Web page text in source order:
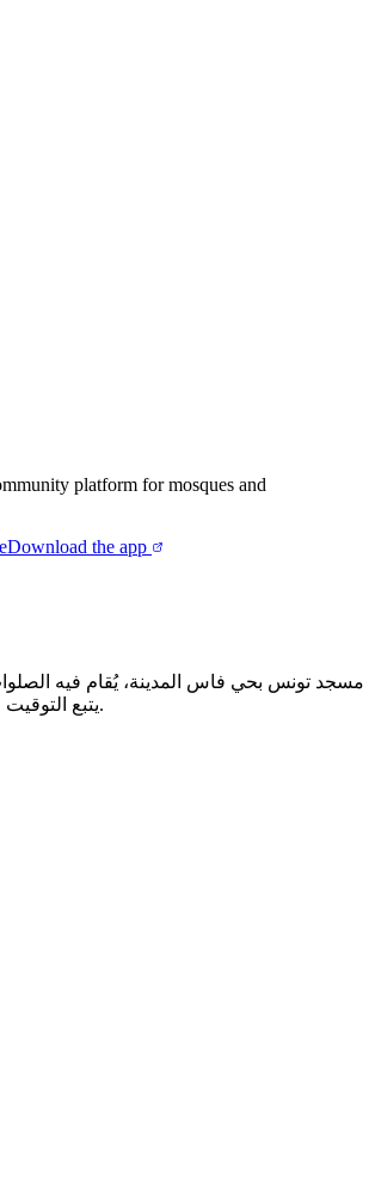
platform for mosques and
Download the app
مسجد تونس بحي فاس المدينة، يُقام فيه
يتبع التوقيت المحلي لمدينة فاس.